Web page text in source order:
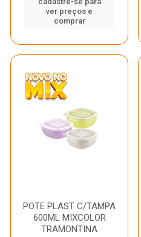
ver preços e
comprar
POTE PLAST C/TAMPA
600ML MIXCOLOR
TRAMONTINA